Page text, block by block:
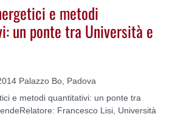
e metodi
un ponte tra Università e
Palazzo Bo, Padova
e metodi quantitativi: un ponte tra
Francesco Lisi, Università